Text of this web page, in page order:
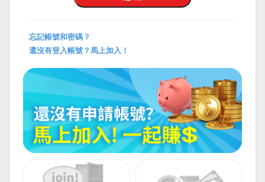
忘記帳號和密碼？
還沒有登入帳號？馬上加入！